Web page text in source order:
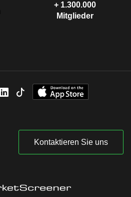
+ 1.300.000
Mitglieder
Kontaktieren Sie uns